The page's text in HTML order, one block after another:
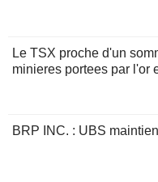
Le TSX proche d'un
minieres portees par l'or
BRP INC. : UBS